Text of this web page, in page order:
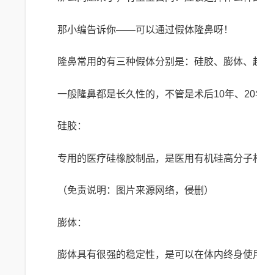
那小编告诉你——可以通过假体隆鼻呀！
隆鼻常用的有三种假体分别是：硅胶、膨体、
一般隆鼻都是长久性的，不管是术后10年、
硅胶：
专用的医疗硅橡胶制品，是医用有机硅高分
（免责说明：图片来源网络，侵删）
膨体：
膨体具有很强的稳定性，是可以在体内终身使